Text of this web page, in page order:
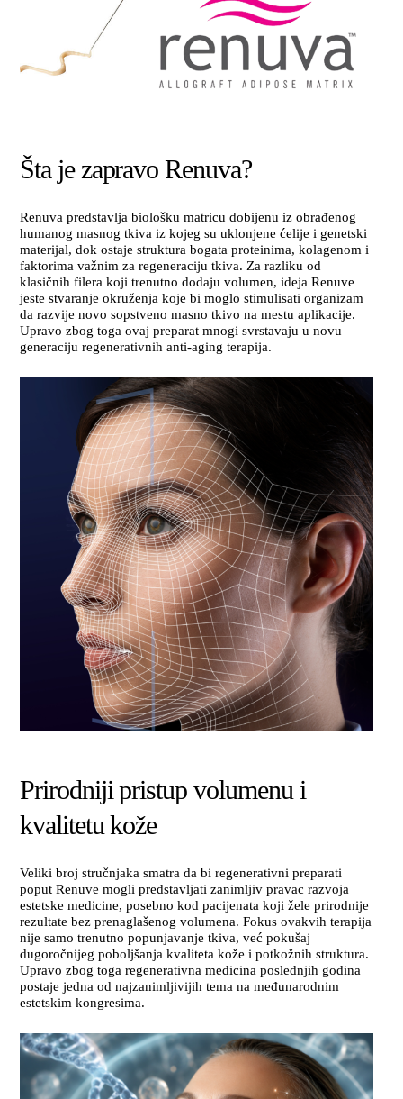
Šta je zapravo Renuva?
Renuva predstavlja biološku matricu dobijenu iz obrađenog
humanog masnog tkiva iz kojeg su uklonjene ćelije i genetski
materijal, dok ostaje struktura bogata proteinima, kolagenom i
faktorima važnim za regeneraciju tkiva. Za razliku od
klasičnih filera koji trenutno dodaju volumen, ideja Renuve
jeste stvaranje okruženja koje bi moglo stimulisati organizam
da razvije novo sopstveno masno tkivo na mestu aplikacije.
Upravo zbog toga ovaj preparat mnogi svrstavaju u novu
generaciju regenerativnih anti-aging terapija.
Prirodniji pristup volumenu i
kvalitetu kože
Veliki broj stručnjaka smatra da bi regenerativni preparati
poput Renuve mogli predstavljati zanimljiv pravac razvoja
estetske medicine, posebno kod pacijenata koji žele prirodnije
rezultate bez prenaglašenog volumena. Fokus ovakvih terapija
nije samo trenutno popunjavanje tkiva, već pokušaj
dugoročnijeg poboljšanja kvaliteta kože i potkožnih struktura.
Upravo zbog toga regenerativna medicina poslednjih godina
postaje jedna od najzanimljivijih tema na međunarodnim
estetskim kongresima.